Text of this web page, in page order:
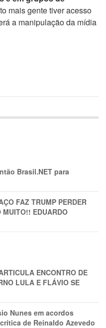
mais gente tiver acesso
a manipulação da mídia
Brasil.NET para
FAZ TRUMP PERDER
EDUARDO
ENCONTRO DE
LULA E FLÁVIO SE
Nunes em acordos
de Reinaldo Azevedo